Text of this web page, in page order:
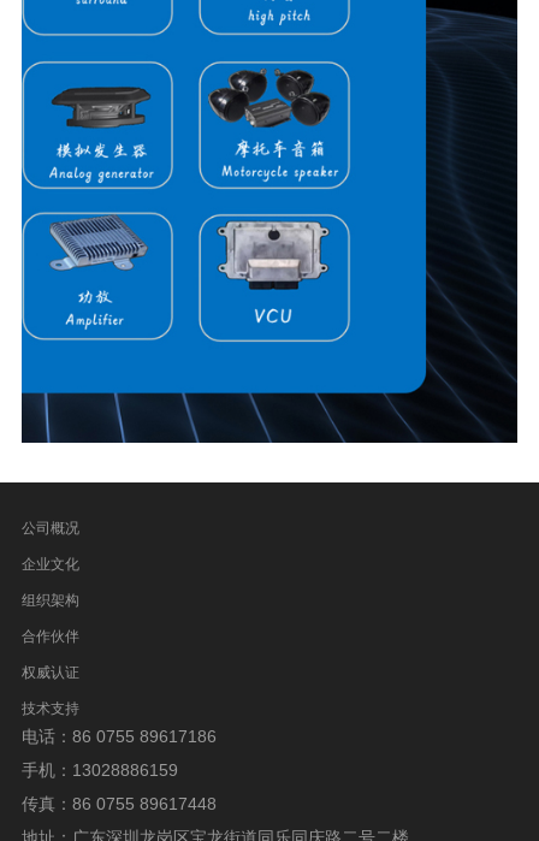
公司概况
企业文化
组织架构
合作伙伴
权威认证
技术支持
电话：86 0755 89617186
手机：13028886159
传真：86 0755 89617448